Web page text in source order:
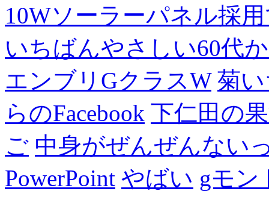
10Wソーラーパネル採
いちばんやさしい60代
エンブリGクラスW 菊
らのFacebook 下仁田の
ご 中身がぜんぜんない
PowerPoint やばい gモン